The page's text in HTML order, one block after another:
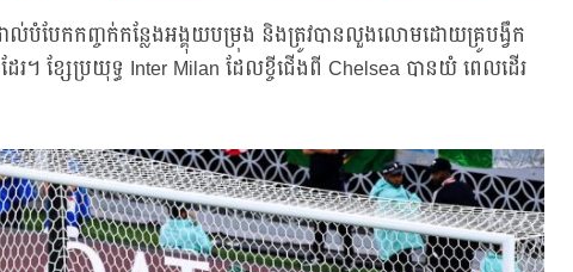
ាល់បំបែកកញ្ចក់កន្លែងអង្គុយបម្រុង និងត្រូវបានលួងលោមដោយគ្រូបង្វឹក
។ ខ្សែប្រយុទ្ធ Inter Milan ដែលខ្ចីជើងពី Chelsea បានយំ ពេលដើរ